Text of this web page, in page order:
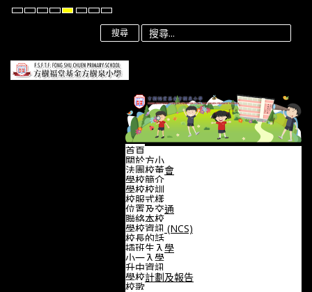
Default
NightHighHighHigh
Contrast
Set
Smaller
Set
Default
Set
Larger
Font
搜尋
首頁
關於方小
法團校董會
學校簡介
學校校訓
校服式樣
位置及交通
聯絡本校
學校資訊 (NCS)
校長的話
插班生入學
小一入學
升中資訊
學校計劃及報告
校歌